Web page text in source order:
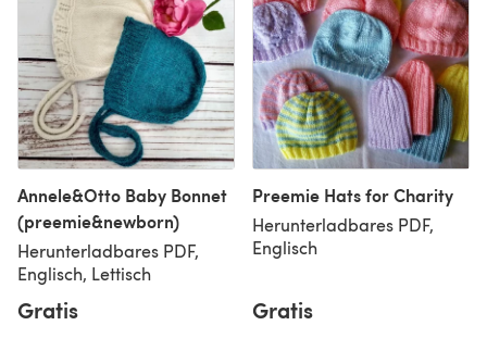
Annele&Otto Baby Bonnet
(preemie&newborn)
Herunterladbares PDF,
Englisch, Lettisch
Gratis
Preemie Hats for Charity
Herunterladbares PDF,
Englisch
Gratis